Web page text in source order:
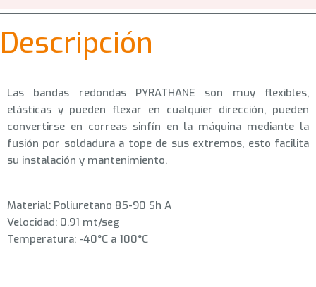
Descripción
Las bandas redondas PYRATHANE son muy flexibles,
elásticas y pueden flexar en cualquier dirección, pueden
convertirse en correas sinfín en la máquina mediante la
fusión por soldadura a tope de sus extremos, esto facilita
su instalación y mantenimiento.
Material: Poliuretano 85-90 Sh A
Velocidad: 0.91 mt/seg
Temperatura: -40°C a 100°C